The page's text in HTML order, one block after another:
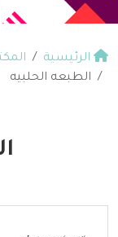
الرئيسية
الطبعه الحلبيه